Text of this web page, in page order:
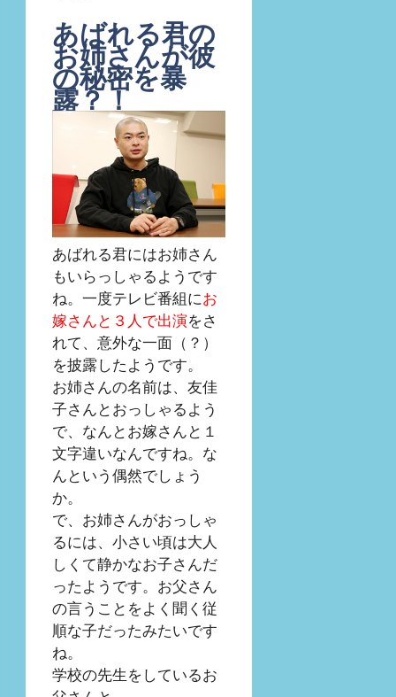
あばれる君の
お姉さんが彼
の秘密を暴
露？！
あばれる君にはお姉さん
もいらっしゃるようです
ね。一度テレビ番組にお
嫁さんと３人で出演をさ
れて、意外な一面（？）
を披露したようです。
お姉さんの名前は、友佳
子さんとおっしゃるよう
で、なんとお嫁さんと１
文字違いなんですね。な
んという偶然でしょう
か。
で、お姉さんがおっしゃ
るには、小さい頃は大人
しくて静かなお子さんだ
ったようです。お父さん
の言うことをよく聞く従
順な子だったみたいです
ね。
学校の先生をしているお